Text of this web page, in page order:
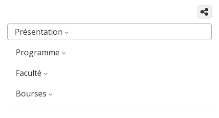
Présentation
Programme
faculté
Bourses